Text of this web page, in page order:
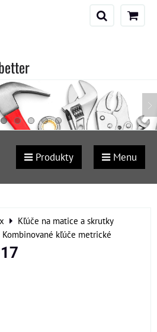
Produkty Menu
Kľúče na matice a skrutky
Kombinované kľúče metrické